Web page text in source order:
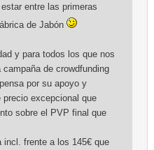
entre las primeras
de Jabón
y para todos los que nos
de crowdfunding
por su apoyo y
excepcional que
sobre el PVP final que
incl. frente a los 145€ que